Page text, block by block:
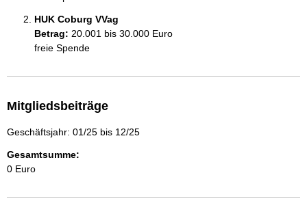
HUK Coburg VVag
Betrag: 20.001 bis 30.000 Euro
freie Spende
Mitgliedsbeiträge
Geschäftsjahr: 01/25 bis 12/25
Gesamtsumme:
0 Euro